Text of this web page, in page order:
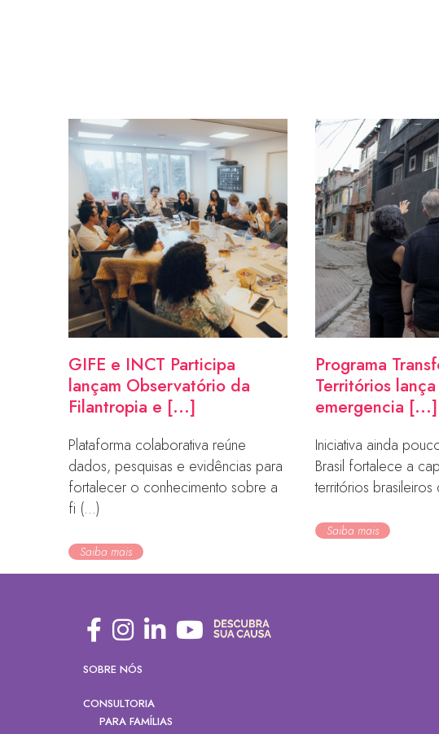
GIFE e INCT Participa
lançam Observatório da
Filantropia e [...]
Plataforma colaborativa reúne
dados, pesquisas e evidências para
fortalecer o conhecimento sobre a
fi (...)
Saiba mais
Programa
Territórios
emergencia [...]
Iniciativa ainda
Brasil fortalece a
territórios
Saiba mais
SOBRE NÓS
CONSULTORIA
PARA FAMÍLIAS